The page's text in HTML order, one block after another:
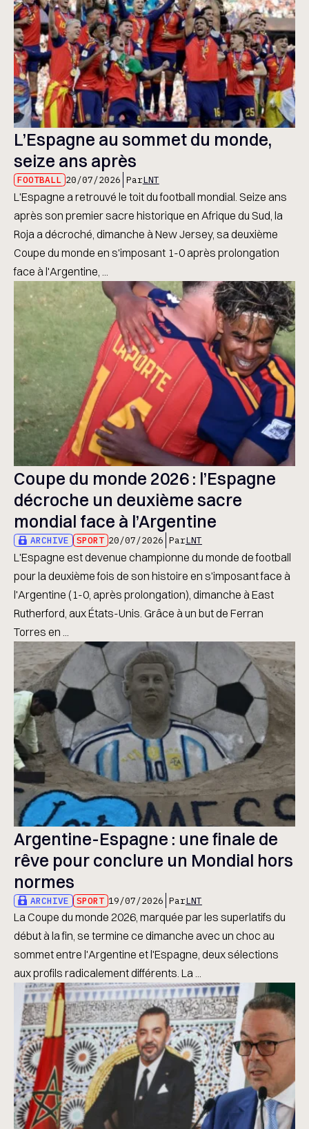
L’Espagne au sommet du monde,
seize ans après
FOOTBALL 20/07/2026 ParLNT
L'Espagne a retrouvé le toit du football mondial. Seize ans
après son premier sacre historique en Afrique du Sud, la
Roja a décroché, dimanche à New Jersey, sa deuxième
Coupe du monde en s'imposant 1-0 après prolongation
face à l'Argentine, ...
Coupe du monde 2026 : l’Espagne
décroche un deuxième sacre
mondial face à l’Argentine
ARCHIVE SPORT 20/07/2026 ParLNT
L'Espagne est devenue championne du monde de football
pour la deuxième fois de son histoire en s'imposant face à
l'Argentine (1-0, après prolongation), dimanche à East
Rutherford, aux États-Unis. Grâce à un but de Ferran
Torres en ...
Argentine-Espagne : une finale de
rêve pour conclure un Mondial hors
normes
ARCHIVE SPORT 19/07/2026 ParLNT
La Coupe du monde 2026, marquée par les superlatifs du
début à la fin, se termine ce dimanche avec un choc au
sommet entre l'Argentine et l'Espagne, deux sélections
aux profils radicalement différents. La ...